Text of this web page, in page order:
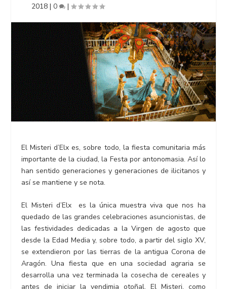
2018 |0 |
El Misteri d’Elx es, sobre todo, la fiesta comunitaria más
importante de la ciudad, la Festa por antonomasia. Así lo
han sentido generaciones y generaciones de ilicitanos y
así se mantiene y se nota.
El Misteri d’Elx es la única muestra viva que nos ha
quedado de las grandes celebraciones asuncionistas, de
las festividades dedicadas a la Virgen de agosto que
desde la Edad Media y, sobre todo, a partir del siglo XV,
se extendieron por las tierras de la antigua Corona de
Aragón. Una fiesta que en una sociedad agraria se
desarrolla una vez terminada la cosecha de cereales y
antes de iniciar la vendimia otoñal. El Misteri, como